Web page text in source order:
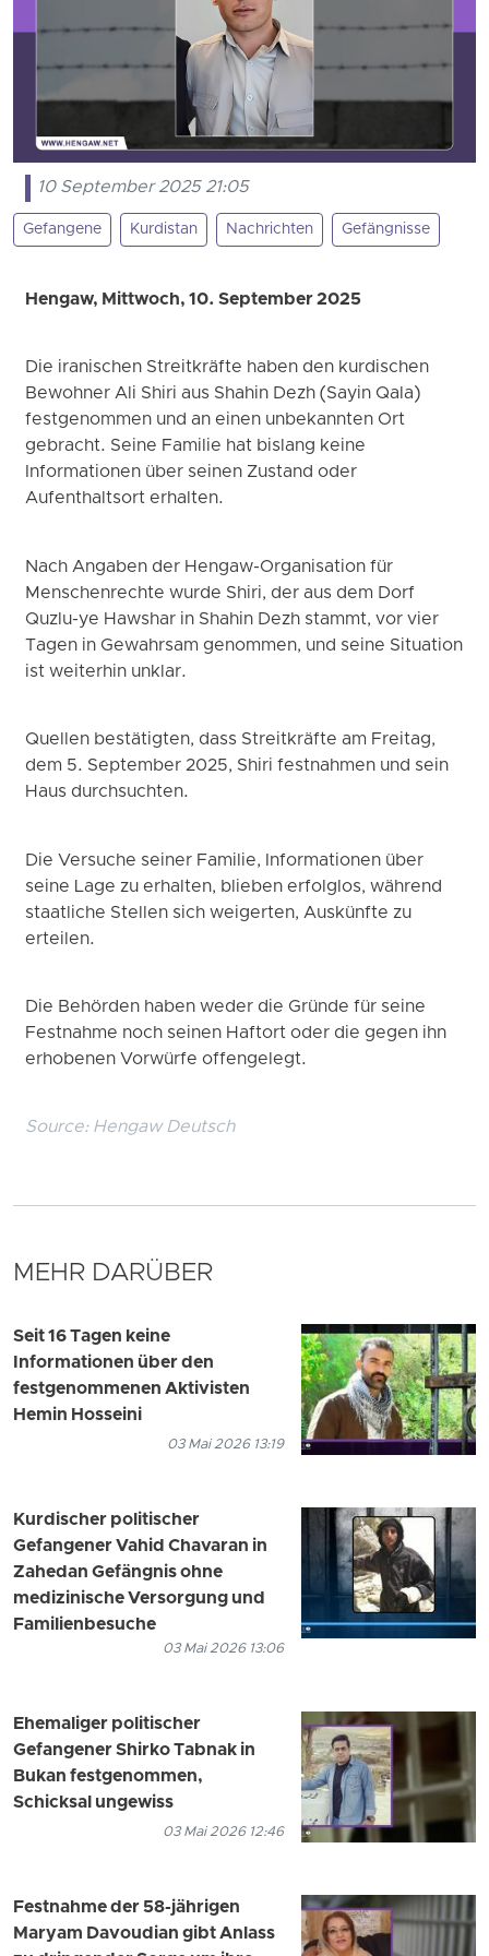
10 September 2025 21:05
Gefangene Kurdistan Nachrichten Gefängnisse
Hengaw, Mittwoch, 10. September 2025
Die iranischen Streitkräfte haben den kurdischen
Bewohner Ali Shiri aus Shahin Dezh (Sayin Qala)
festgenommen und an einen unbekannten Ort
gebracht. Seine Familie hat bislang keine
Informationen über seinen Zustand oder
Aufenthaltsort erhalten.
Nach Angaben der Hengaw-Organisation für
Menschenrechte wurde Shiri, der aus dem Dorf
Quzlu-ye Hawshar in Shahin Dezh stammt, vor vier
Tagen in Gewahrsam genommen, und seine Situation
ist weiterhin unklar.
Quellen bestätigten, dass Streitkräfte am Freitag,
dem 5. September 2025, Shiri festnahmen und sein
Haus durchsuchten.
Die Versuche seiner Familie, Informationen über
seine Lage zu erhalten, blieben erfolglos, während
staatliche Stellen sich weigerten, Auskünfte zu
erteilen.
Die Behörden haben weder die Gründe für seine
Festnahme noch seinen Haftort oder die gegen ihn
erhobenen Vorwürfe offengelegt.
Source: Hengaw Deutsch
MEHR DARÜBER
Seit 16 Tagen keine
Informationen über den
festgenommenen Aktivisten
Hemin Hosseini
03 Mai 2026 13:19
Kurdischer politischer
Gefangener Vahid Chavaran in
Zahedan Gefängnis ohne
medizinische Versorgung und
Familienbesuche
03 Mai 2026 13:06
Ehemaliger politischer
Gefangener Shirko Tabnak in
Bukan festgenommen,
Schicksal ungewiss
03 Mai 2026 12:46
Festnahme der 58-jährigen
Maryam Davoudian gibt Anlass